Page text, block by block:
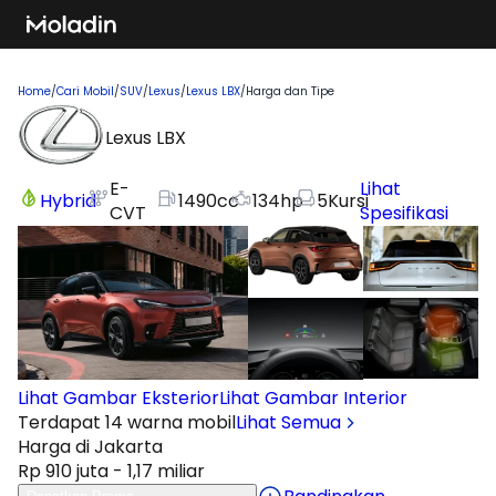
Home/Cari Mobil/SUV/Lexus/Lexus LBX/Harga dan Tipe
Lexus LBX
Hybrid E-
CVT
1490cc 134hp 5KursiLihat
Spesifikasi
Lihat Gambar EksteriorLihat Gambar Interior
Terdapat 14 warna mobilLihat Semua
Harga di Jakarta
Rp 910 juta - 1,17 miliar